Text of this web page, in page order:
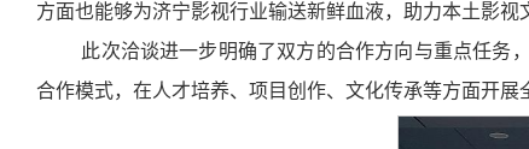
方面也能够为济宁影视行业输送新鲜血液，助力本土影视
此次洽谈进一步明确了双方的合作方向与重点任务
合作模式，在人才培养、项目创作、文化传承等方面开